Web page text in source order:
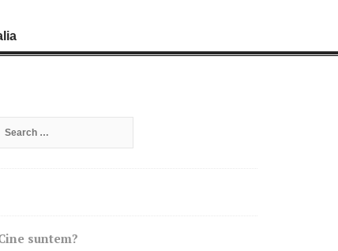
for:
suntem?